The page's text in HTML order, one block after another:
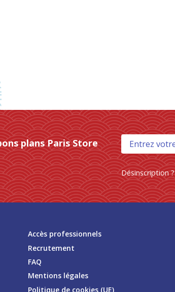
plans Paris Store
Désinscription ?
Accès professionnels
Recrutement
FAQ
Mentions légales
Politique de cookies (UE)